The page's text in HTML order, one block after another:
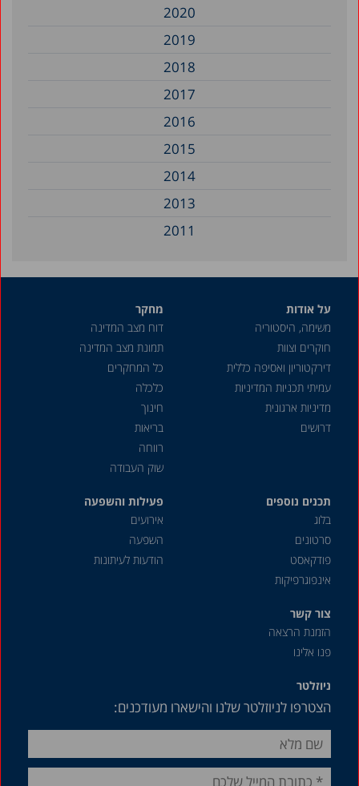
2020
2019
2018
2017
2016
2015
2014
2013
2011
על אודות
משימה, היסטוריה
חוקרים וצוות
דירקטוריון ואסיפה כללית
עמיתי תכניות המדיניות
מדיניות ארגונית
דרושים
מחקר
דוח מצב המדינה
תמונת מצב המדינה
כל המחקרים
כלכלה
חינוך
בריאות
רווחה
שוק העבודה
תכנים נוספים
בלוג
סרטונים
פודקאסט
אינפוגרפיקות
פעילות והשפעה
אירועים
השפעה
הודעות לעיתונות
צור קשר
הזמנת הרצאה
פנו אלינו
ניוזלטר
הצטרפו לניוזלטר שלנו והישארו מעודכנים: